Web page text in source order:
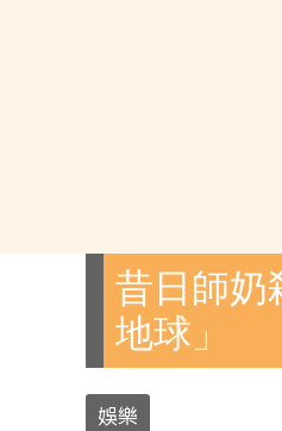
昔日師奶
地球」
娛樂